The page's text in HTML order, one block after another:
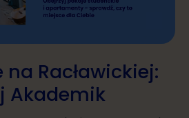
Racławickiej:
Akademik